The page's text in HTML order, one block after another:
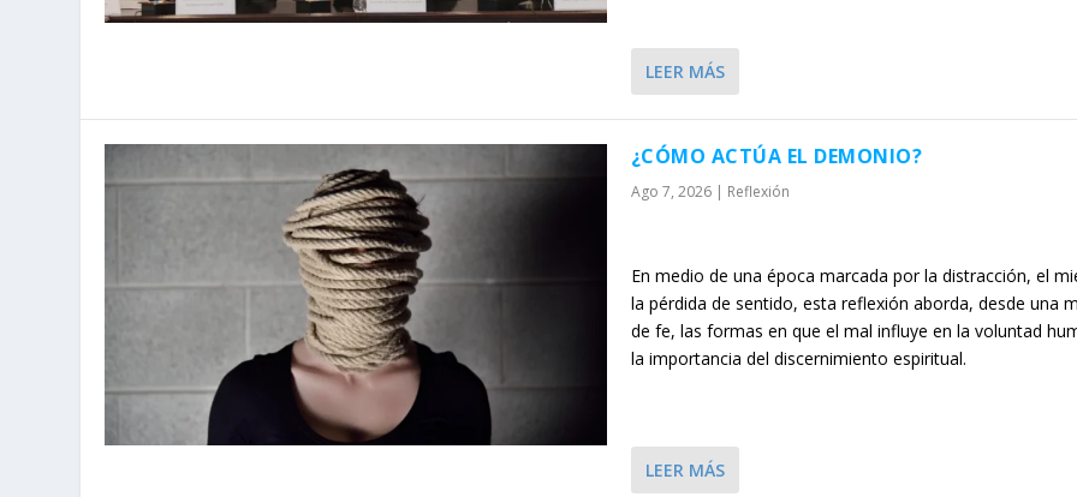
LEER MÁS
¿CÓMO ACTÚA EL DEMONIO?
Ago 7, 2026| Reflexión
En medio de una época marcada por la distracción, el
la pérdida de sentido, esta reflexión aborda, desde una
de fe, las formas en que el mal influye en la voluntad
la importancia del discernimiento espiritual.
LEER MÁS